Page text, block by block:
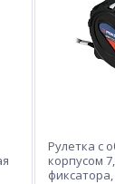
Рулетка с
корпусом